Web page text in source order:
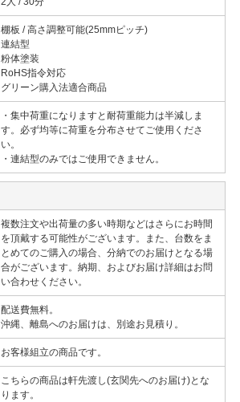
棚板 / 高さ調整可能(25mmピッチ)
連結型
粉体塗装
RoHS指令対応
グリーン購入法適合商品
・集中荷重になりますと耐荷重能力は半減しま
す。必ず均等に荷重を分布させてご使用くださ
い。
・連結型のみではご使用できません。
複数注文や出荷量の多い時期などはさらにお時間
を頂戴する可能性がございます。また、台数をま
とめてのご購入の場合、分納でのお届けとなる場
合がございます。納期、およびお届け詳細はお問
い合わせください。
配送費無料。
沖縄、離島へのお届けは、別途お見積り。
お客様組立の商品です。
こちらの商品は軒先渡し(玄関先へのお届け)とな
ります。